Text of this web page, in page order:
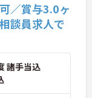
／賞与3.0ヶ
談員求人で
諸手当込